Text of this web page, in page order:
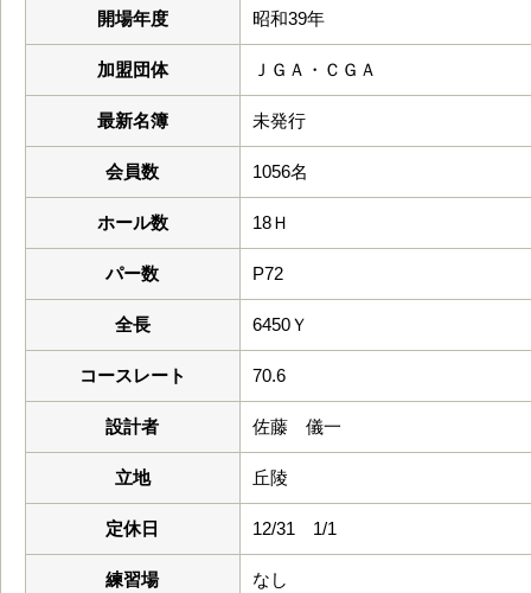
開場年度 昭和39年
加盟団体 ＪＧＡ・ＣＧＡ
最新名簿 未発行
会員数 1056名
ホール数 18Ｈ
パー数 P72
全長 6450Ｙ
コースレート 70.6
設計者 佐藤 儀一
立地 丘陵
定休日 12/31 1/1
練習場 なし